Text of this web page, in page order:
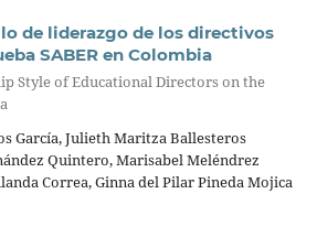
de liderazgo de los directivos
SABER en Colombia
Style of Educational Directors on the
García, Julieth Maritza Ballesteros
Quintero, Marisabel Meléndrez
Correa, Ginna del Pilar Pineda Mojica